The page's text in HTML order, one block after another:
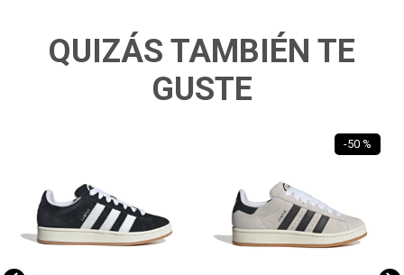
QUIZÁS TAMBIÉN TE
GUSTE
-50 %